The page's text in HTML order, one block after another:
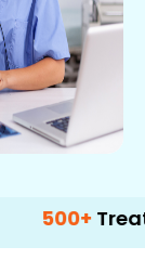
Treatment